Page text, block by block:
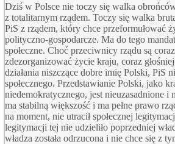
Dziś w Polsce nie toczy się walka
z totalitarnym rządem. Toczy się walka
PiS z rządem, który chce przeformułować
polityczno-gospodarcze. Ma do tego
społeczne. Choć przeciwnicy rządu są
zdezorganizować życie kraju, coraz
działania niszczące dobre imię Polski, PiS
społecznego. Przedstawianie Polski, jako
niedemokratycznego, jest nieuzasadnione i
ma stabilną większość i ma pełne prawo
na moment, nie utracił społecznej
legitymacji tej nie udzieliło poprzedniej
władza została odrzucona i nie chce się z